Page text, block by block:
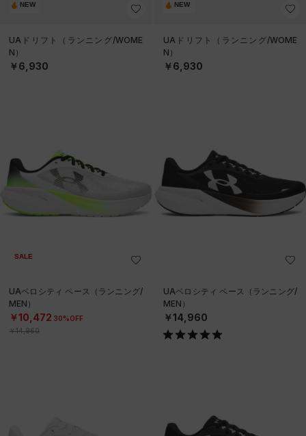
NEW
UAドリフト（ランニング/WOME
N）
￥6,930
NEW
UAドリフト（ランニング/WOME
N）
￥6,930
SALE
UAベロシティ ペース（ランニング/
MEN）
￥10,472 30%OFF
￥14,960
UAベロシティ ペース（ランニング/
MEN）
￥14,960